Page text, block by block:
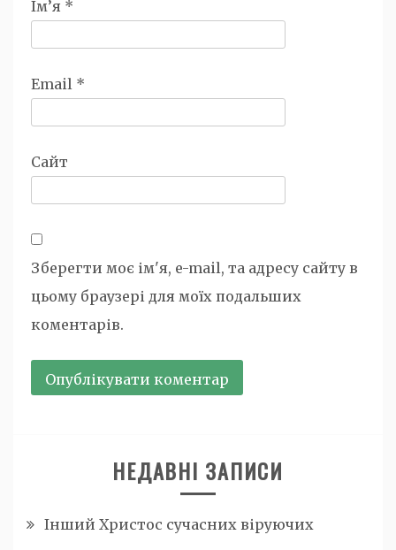
Ім’я *
Email *
Сайт
Зберегти моє ім'я, e-mail, та адресу сайту в
цьому браузері для моїх подальших
коментарів.
НЕДАВНІ ЗАПИСИ
Інший Христос сучасних віруючих